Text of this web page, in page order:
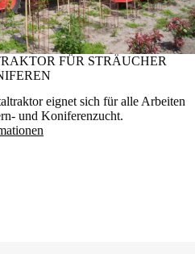
FÜR STRÄUCHER
eignet sich für alle Arbeiten
und Koniferenzucht.